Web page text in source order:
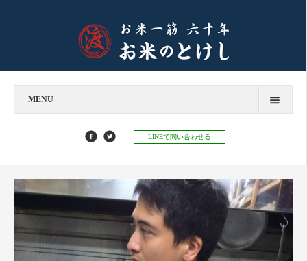
MENU
飲食店様へ
お知らせ
LINEで問い合わせる